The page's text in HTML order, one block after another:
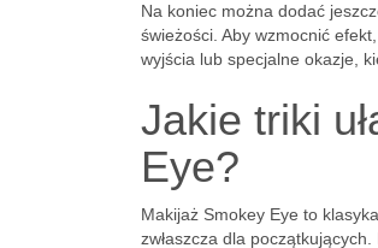
Na koniec można dodać
świeżości. Aby wzmocnić
wyjścia lub specjalne okazje,
Jakie triki
Eye?
Makijaż Smokey Eye to
zwłaszcza dla